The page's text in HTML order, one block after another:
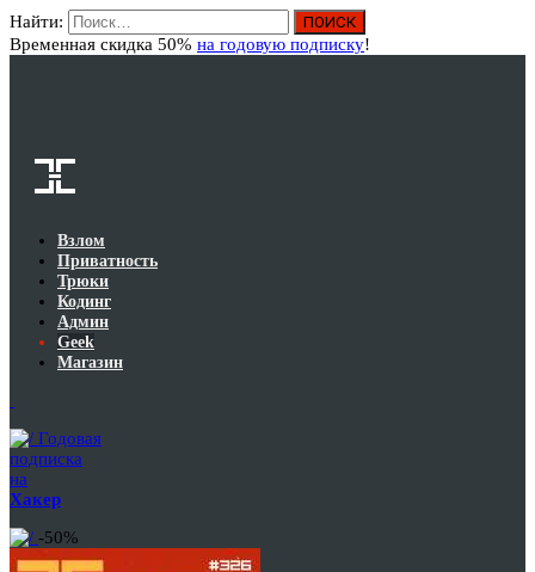
Найти:
Временная скидка 50% на годовую подписку!
Взлом
Приватность
Трюки
Кодинг
Админ
Geek
Магазин
Годовая
подписка
на
Хакер
-50%